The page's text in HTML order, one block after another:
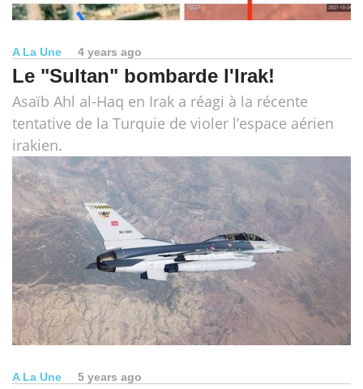
A La Une 4 years ago
Le "Sultan" bombarde l'Irak!
Asaïb Ahl al-Haq en Irak a réagi à la récente
tentative de la Turquie de violer l’espace aérien
irakien.
A La Une 5 years ago